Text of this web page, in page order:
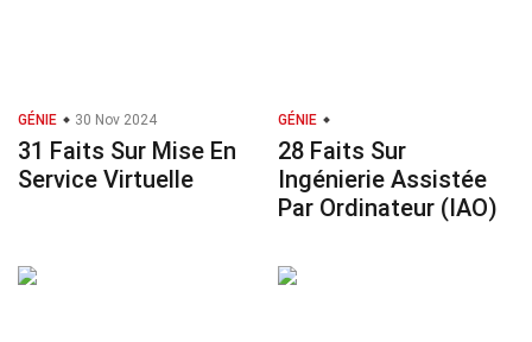
GÉNIE 30 Nov 2024
31 Faits Sur Mise En
Service Virtuelle
GÉNIE
28 Faits Sur
Ingénierie Assistée
Par Ordinateur (IAO)